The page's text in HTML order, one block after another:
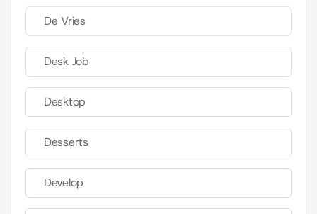
De Vries
Desk Job
Desktop
Desserts
Develop